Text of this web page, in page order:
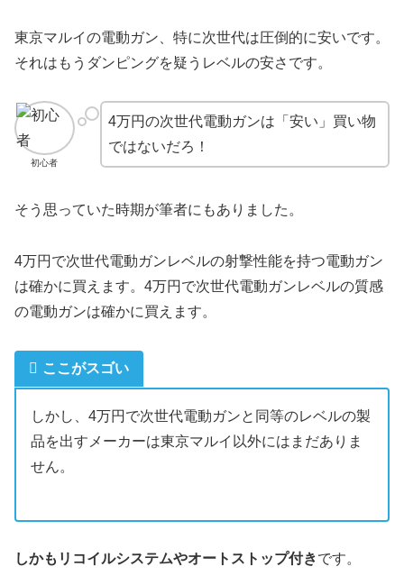
東京マルイの電動ガン、特に次世代は圧倒的に安いです。
それはもうダンピングを疑うレベルの安さです。
初心者
4万円の次世代電動ガンは「安い」買い物
ではないだろ！
そう思っていた時期が筆者にもありました。
4万円で次世代電動ガンレベルの射撃性能を持つ電動ガン
は確かに買えます。4万円で次世代電動ガンレベルの質感
の電動ガンは確かに買えます。
ここがスゴい
しかし、4万円で次世代電動ガンと同等のレベルの製
品を出すメーカーは東京マルイ以外にはまだありま
せん。
しかもリコイルシステムやオートストップ付きです。